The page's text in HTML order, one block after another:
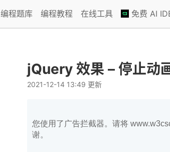
编程题库 编程教程 在线工具 免费 AI
jQuery 效果 – 停止动
2021-12-14 13:49 更新
您使用了广告拦截器。请将
谢。